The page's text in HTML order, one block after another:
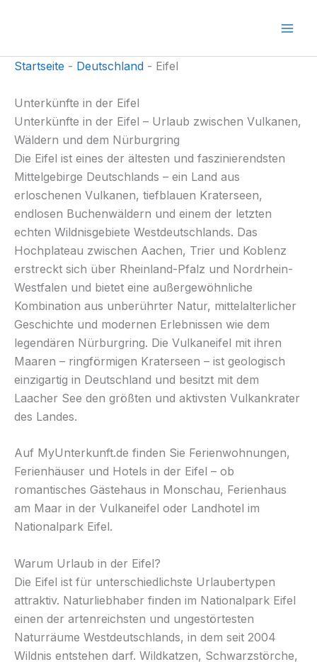
Startseite - Deutschland - Eifel
Unterkünfte in der Eifel
Unterkünfte in der Eifel – Urlaub zwischen Vulkanen,
Wäldern und dem Nürburgring
Die Eifel ist eines der ältesten und faszinierendsten
Mittelgebirge Deutschlands – ein Land aus
erloschenen Vulkanen, tiefblauen Kraterseen,
endlosen Buchenwäldern und einem der letzten
echten Wildnisgebiete Westdeutschlands. Das
Hochplateau zwischen Aachen, Trier und Koblenz
erstreckt sich über Rheinland-Pfalz und Nordrhein-
Westfalen und bietet eine außergewöhnliche
Kombination aus unberührter Natur, mittelalterlicher
Geschichte und modernen Erlebnissen wie dem
legendären Nürburgring. Die Vulkaneifel mit ihren
Maaren – ringförmigen Kraterseen – ist geologisch
einzigartig in Deutschland und besitzt mit dem
Laacher See den größten und aktivsten Vulkankrater
des Landes.
Auf MyUnterkunft.de finden Sie Ferienwohnungen,
Ferienhäuser und Hotels in der Eifel – ob
romantisches Gästehaus in Monschau, Ferienhaus
am Maar in der Vulkaneifel oder Landhotel im
Nationalpark Eifel.
Warum Urlaub in der Eifel?
Die Eifel ist für unterschiedlichste Urlaubertypen
attraktiv. Naturliebhaber finden im Nationalpark Eifel
einen der artenreichsten und ungestörtesten
Naturräume Westdeutschlands, in dem seit 2004
Wildnis entstehen darf. Wildkatzen, Schwarzstörche,